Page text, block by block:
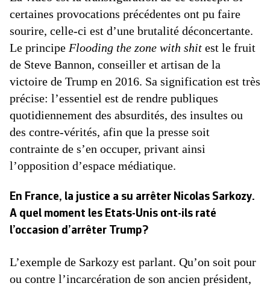
certaines provocations précédentes ont pu faire
sourire, celle-ci est d’une brutalité déconcertante.
Le principe Flooding the zone with shit est le fruit
de Steve Bannon, conseiller et artisan de la
victoire de Trump en 2016. Sa signification est très
précise: l’essentiel est de rendre publiques
quotidiennement des absurdités, des insultes ou
des contre-vérités, afin que la presse soit
contrainte de s’en occuper, privant ainsi
l’opposition d’espace médiatique.
En France, la justice a su arrêter Nicolas Sarkozy.
A quel moment les Etats-Unis ont-ils raté
l’occasion d’arrêter Trump?
L’exemple de Sarkozy est parlant. Qu’on soit pour
ou contre l’incarcération de son ancien président,